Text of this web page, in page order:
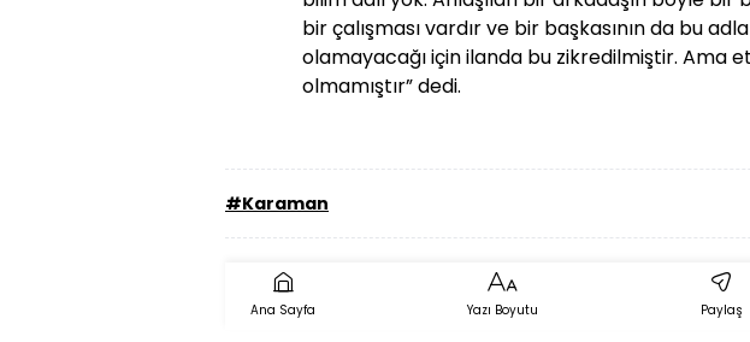
bir çalışması vardır ve bir başkasının da bu
olamayacağı için ilanda bu zikredilmiştir. Ama
olmamıştır” dedi.
#Karaman
Ana Sayfa Yazı Boyutu Paylaş